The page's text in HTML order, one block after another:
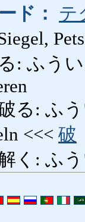
ド：
テ
: ふうい
る: ふう
<<< 破
く: ふ